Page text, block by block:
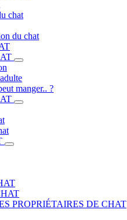
chat
du chat
manger.. ?
PROPRIÉTAIRES DE CHAT